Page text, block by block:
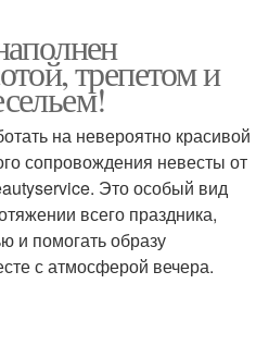
трепетом и
на невероятно красивой
сопровождения невесты от
Это особый вид
всего праздника,
и помогать образу
с атмосферой вечера.